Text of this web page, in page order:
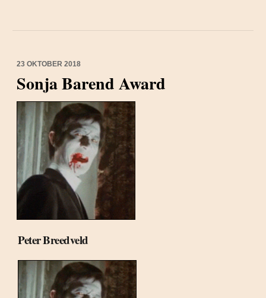
23 OKTOBER 2018
Sonja Barend Award
Peter Breedveld